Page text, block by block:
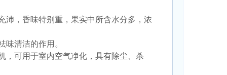
沛，香味特别重，果实中所含水分多，浓
清洁的作用。
，可用于室内空气净化，具有除尘、杀